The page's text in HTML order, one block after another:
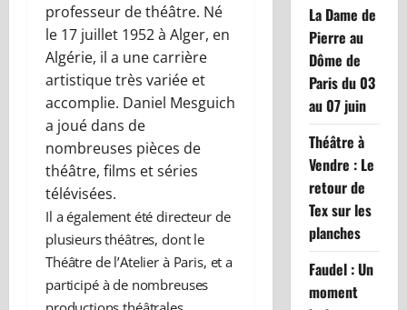
professeur de théâtre. Né
le 17 juillet 1952 à Alger, en
Algérie, il a une carrière
artistique très variée et
accomplie. Daniel Mesguich
a joué dans de
nombreuses pièces de
théâtre, films et séries
télévisées.
Il a également été directeur de
plusieurs théâtres, dont le
Théâtre de l’Atelier à Paris, et a
participé à de nombreuses
La Dame de
Pierre au
Dôme de
Paris du 03
au 07 juin
Théâtre à
Vendre : Le
retour de
Tex sur les
planches
Faudel : Un
moment